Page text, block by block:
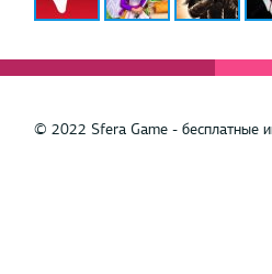
© 2022 Sfera Game - бесплатные